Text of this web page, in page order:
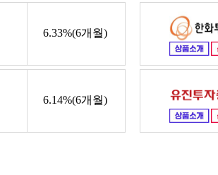
6.33%(6개월)
6.14%(6개월)